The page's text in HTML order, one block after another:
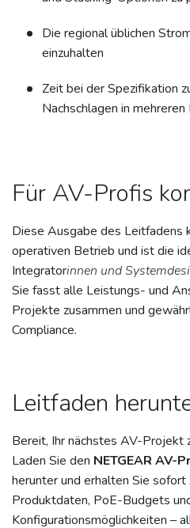
Die regional üblichen
einzuhalten
Zeit bei der Spezifikation
Nachschlagen in
Für AV-Profis
Diese Ausgabe des Leitfadens
operativen Betrieb und ist die
Integratorinnen und
Sie fasst alle Leistungs- und
Projekte zusammen und
Compliance.
Leitfaden
Bereit, Ihr nächstes AV-Projekt
Laden Sie den NETGEAR
herunter und erhalten Sie
Produktdaten, PoE-Budgets
Konfigurationsmöglichkeiten –